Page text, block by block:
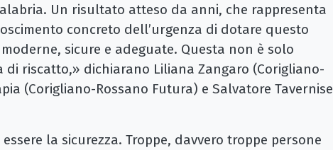
Un risultato atteso da anni, che rappresenta
concreto dell’urgenza di dotare questo
sicure e adeguate. Questa non è solo
di riscatto,» dichiarano Liliana Zangaro (Corigliano-
(Corigliano-Rossano Futura) e Salvatore Tavernise
la sicurezza. Troppe, davvero troppe persone